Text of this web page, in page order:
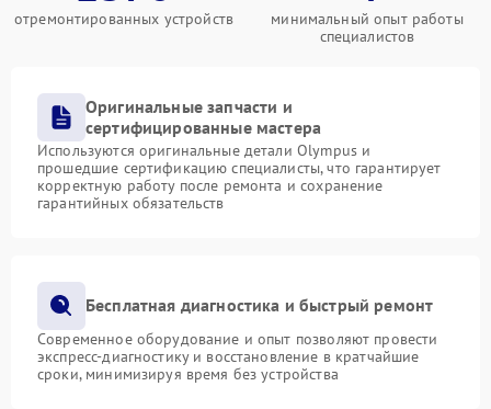
отремонтированных устройств
минимальный опыт работы
специалистов
Оригинальные запчасти и
сертифицированные мастера
Используются оригинальные детали Olympus и
прошедшие сертификацию специалисты, что гарантирует
корректную работу после ремонта и сохранение
гарантийных обязательств
Бесплатная диагностика и быстрый ремонт
Современное оборудование и опыт позволяют провести
экспресс-диагностику и восстановление в кратчайшие
сроки, минимизируя время без устройства